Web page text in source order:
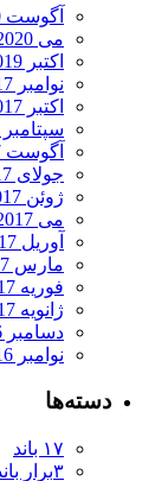
آگوست 2020
سپتامبر 2017
آگوست 2017
جولای 2017
مارس 2017
دسامبر 2016